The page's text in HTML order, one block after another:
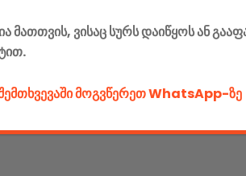
მათთვის, ვისაც სურს დაიწყოს ან
მოგვწერეთ WhatsApp-ზე